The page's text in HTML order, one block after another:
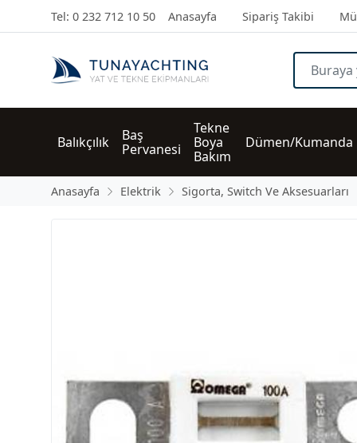
Tel: 0 232 712 10 50 Anasayfa Sipariş Takibi
Balıkçılık
Baş
Pervanesi
Tekne
Boya
Bakım
Dümen/Kumanda
Anasayfa Elektrik Sigorta, Switch Ve Aksesuarları